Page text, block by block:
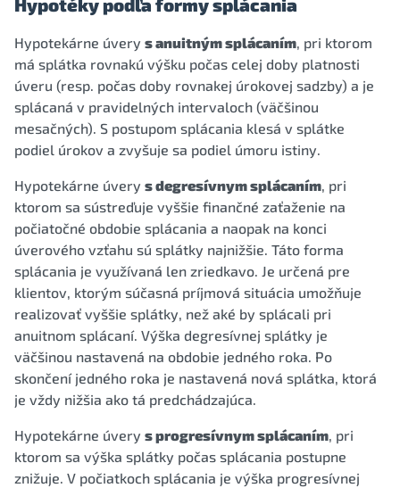
Hypotéky podľa formy splácania
Hypotekárne úvery s anuitným splácaním, pri ktorom
má splátka rovnakú výšku počas celej doby platnosti
úveru (resp. počas doby rovnakej úrokovej sadzby) a je
splácaná v pravidelných intervaloch (väčšinou
mesačných). S postupom splácania klesá v splátke
podiel úrokov a zvyšuje sa podiel úmoru istiny.
Hypotekárne úvery s degresívnym splácaním, pri
ktorom sa sústreďuje vyššie finančné zaťaženie na
počiatočné obdobie splácania a naopak na konci
úverového vzťahu sú splátky najnižšie. Táto forma
splácania je využívaná len zriedkavo. Je určená pre
klientov, ktorým súčasná príjmová situácia umožňuje
realizovať vyššie splátky, než aké by splácali pri
anuitnom splácaní. Výška degresívnej splátky je
väčšinou nastavená na obdobie jedného roka. Po
skončení jedného roka je nastavená nová splátka, ktorá
je vždy nižšia ako tá predchádzajúca.
Hypotekárne úvery s progresívnym splácaním, pri
ktorom sa výška splátky počas splácania postupne
znižuje. V počiatkoch splácania je výška progresívnej